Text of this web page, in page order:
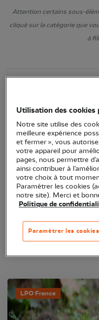
Attention certains sous-
cliqué sur la catégorie que
à
LPO France
Utilisation des cookies
Notre site utilise des
meilleure expérience
et fermer », vous
votre appareil pour
pages, nous permettre
ainsi contribuer à
votre choix à tout
Paramétrer les cookies
notre site). Merci et
Politique de
Paramétrer les cookies